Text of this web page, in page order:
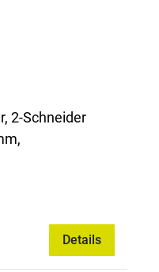
2-Schneider
Details